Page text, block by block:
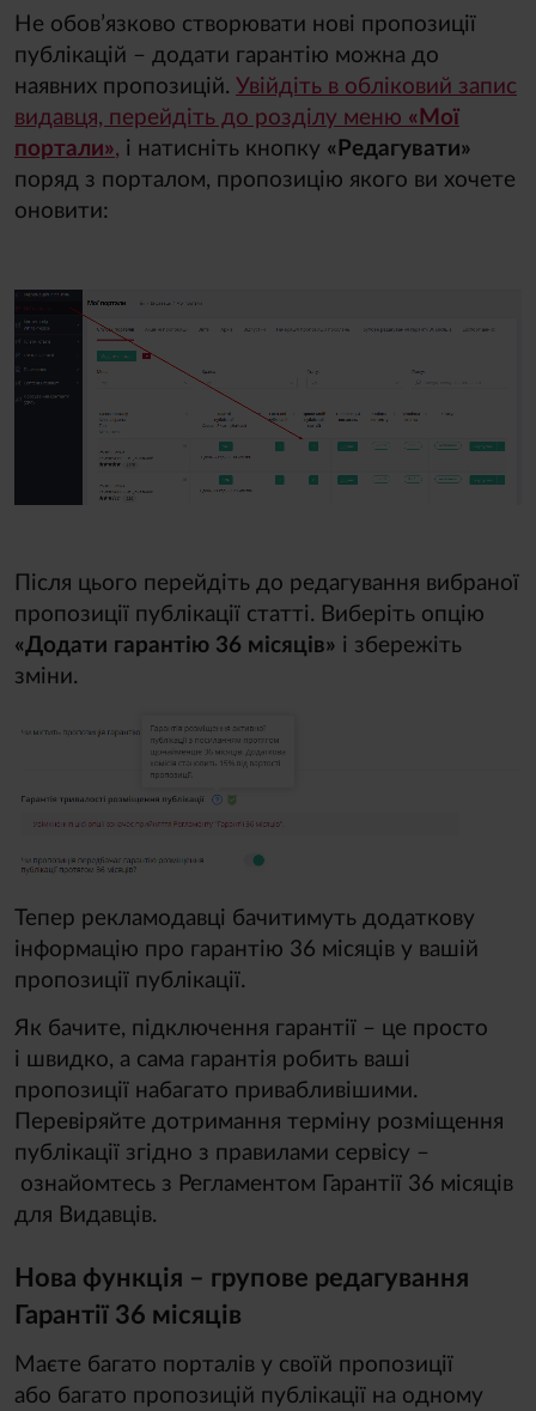
Не обов’язково створювати нові пропозиції
публікацій – додати гарантію можна до
наявних пропозицій. Увійдіть в обліковий запис
видавця, перейдіть до розділу меню «Мої
портали», і натисніть кнопку «Редагувати»
поряд з порталом, пропозицію якого ви хочете
оновити:
Після цього перейдіть до редагування вибраної
пропозиції публікації статті. Виберіть опцію
«Додати гарантію 36 місяців» і збережіть
зміни.
Тепер рекламодавці бачитимуть додаткову
інформацію про гарантію 36 місяців у вашій
пропозиції публікації.
Як бачите, підключення гарантії – це просто
і швидко, а сама гарантія робить ваші
пропозиції набагато привабливішими.
Перевіряйте дотримання терміну розміщення
публікації згідно з правилами сервісу –
ознайомтесь з Регламентом Гарантії 36 місяців
для Видавців.
Нова функція – групове редагування
Гарантії 36 місяців
Маєте багато порталів у своїй пропозиції
або багато пропозицій публікації на одному